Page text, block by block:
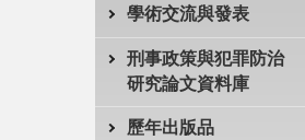
學術交流與發表
刑事政策與犯罪防治
研究論文資料庫
歷年出版品